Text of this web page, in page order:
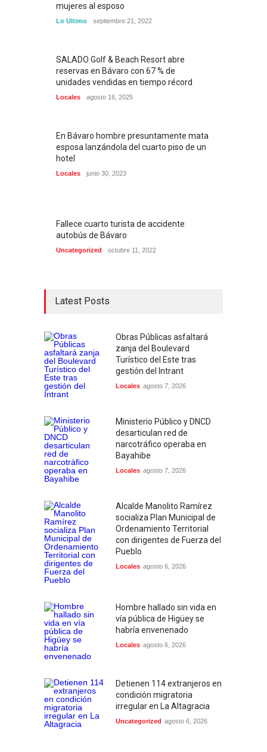
mujeres al esposo
Lo Ultimo septiembre 21, 2022
SALADO Golf & Beach Resort abre
reservas en Bávaro con 67 % de
unidades vendidas en tiempo récord
Locales agosto 16, 2025
En Bávaro hombre presuntamente mata
esposa lanzándola del cuarto piso de un
hotel
Locales junio 30, 2023
Fallece cuarto turista de accidente
autobús de Bávaro
Uncategorized octubre 11, 2022
Latest Posts
Obras Públicas asfaltará
zanja del Boulevard
Turístico del Este tras
gestión del Intrant
Locales agosto 7, 2026
Ministerio Público y DNCD
desarticulan red de
narcotráfico operaba en
Bayahibe
Locales agosto 7, 2026
Alcalde Manolito Ramírez
socializa Plan Municipal de
Ordenamiento Territorial
con dirigentes de Fuerza del
Pueblo
Locales agosto 6, 2026
Hombre hallado sin vida en
vía pública de Higüey se
habría envenenado
Locales agosto 6, 2026
Detienen 114 extranjeros en
condición migratoria
irregular en La Altagracia
Uncategorized agosto 6, 2026